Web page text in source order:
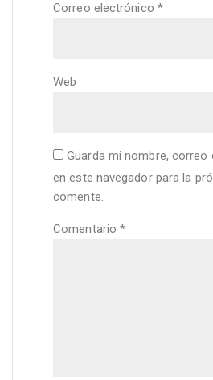
Correo electrónico *
Web
Guarda mi nombre, correo
en este navegador para la
comente.
Comentario*